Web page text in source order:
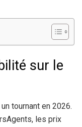
sur le
tournant en 2026.
les prix